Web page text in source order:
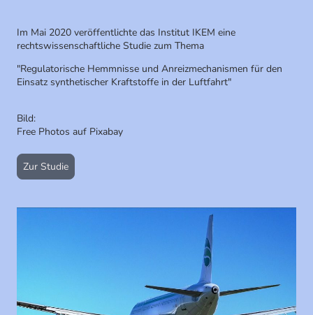
Im Mai 2020 veröffentlichte das Institut IKEM eine
rechtswissenschaftliche Studie zum Thema
"Regulatorische Hemmnisse und Anreizmechanismen für den
Einsatz synthetischer Kraftstoffe in der Luftfahrt"
Bild:
Free Photos auf Pixabay
Zur Studie